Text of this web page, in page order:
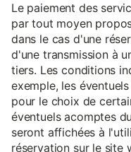
Le paiement des
par tout moyen
dans le cas d'une
d'une transmission à
tiers. Les conditions
exemple, les
pour le choix de
éventuels acomptes
seront affichées à
réservation sur le site